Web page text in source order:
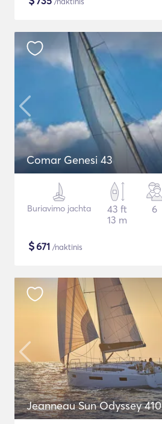
Comar Genesi 43
Buriavimo jachta
43 ft
13 m
6
$671 /naktinis
Jeanneau Sun Odyssey 410